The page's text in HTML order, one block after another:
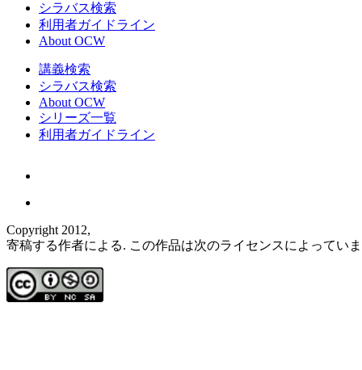
シラバス検索
利用者ガイドライン
About OCW
講義検索
シラバス検索
About OCW
シリーズ一覧
利用者ガイドライン
Copyright 2012,
寄稿する作者による. この作品は次のライセンスによってい